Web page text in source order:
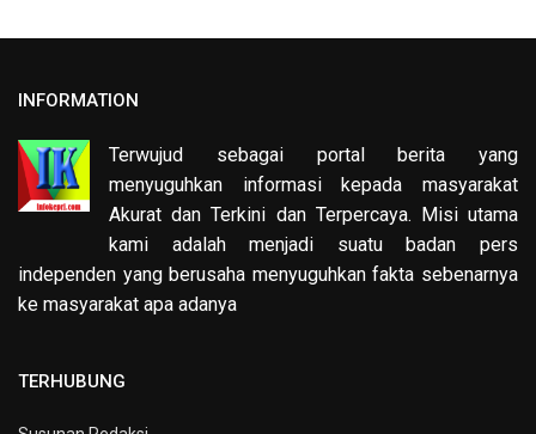
INFORMATION
Terwujud sebagai portal berita yang
menyuguhkan informasi kepada masyarakat
Akurat dan Terkini dan Terpercaya. Misi utama
kami adalah menjadi suatu badan pers
independen yang berusaha menyuguhkan fakta sebenarnya
ke masyarakat apa adanya
TERHUBUNG